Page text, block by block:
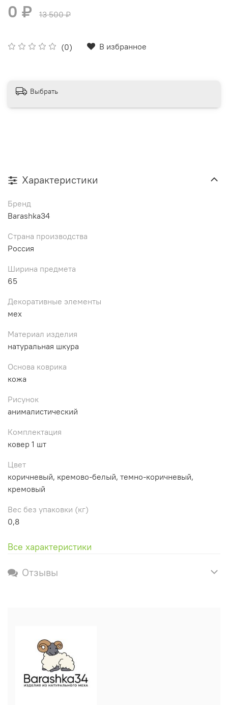
(0) В избранное
0 ₽ 13 500 ₽
Выбрать
Характеристики
Бренд
Barashka34
Страна производства
Россия
Ширина предмета
65
Декоративные элементы
мех
Материал изделия
натуральная шкура
Основа коврика
кожа
Рисунок
анималистический
Комплектация
ковер 1 шт
Цвет
коричневый, кремово-белый, темно-коричневый,
кремовый
Вес без упаковки (кг)
0,8
Все характеристики
Отзывы